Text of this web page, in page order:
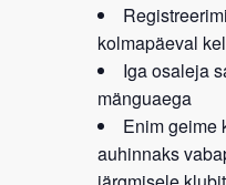
kolmapäeval
Iga osaleja
mänguaega
Enim geime
auhinnaks